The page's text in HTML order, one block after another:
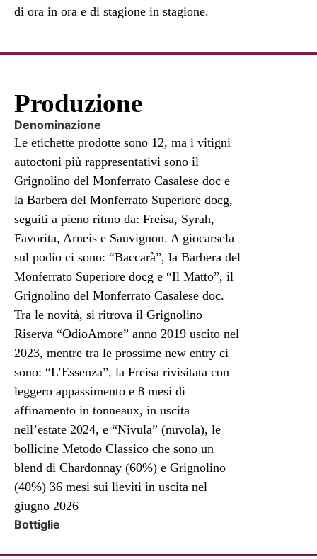
di ora in ora e di stagione in stagione.
Produzione
Denominazione
Le etichette prodotte sono 12, ma i vitigni
autoctoni più rappresentativi sono il
Grignolino del Monferrato Casalese doc e
la Barbera del Monferrato Superiore docg,
seguiti a pieno ritmo da: Freisa, Syrah,
Favorita, Arneis e Sauvignon. A giocarsela
sul podio ci sono: “Baccarà”, la Barbera del
Monferrato Superiore docg e “Il Matto”, il
Grignolino del Monferrato Casalese doc.
Tra le novità, si ritrova il Grignolino
Riserva “OdioAmore” anno 2019 uscito nel
2023, mentre tra le prossime new entry ci
sono: “L’Essenza”, la Freisa rivisitata con
leggero appassimento e 8 mesi di
affinamento in tonneaux, in uscita
nell’estate 2024, e “Nivula” (nuvola), le
bollicine Metodo Classico che sono un
blend di Chardonnay (60%) e Grignolino
(40%) 36 mesi sui lieviti in uscita nel
giugno 2026
Bottiglie